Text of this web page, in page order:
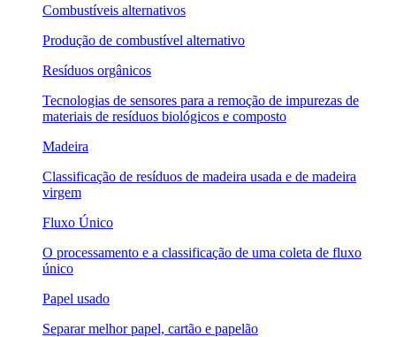
Combustíveis alternativos
Produção de combustível alternativo
Resíduos orgânicos
Tecnologias de sensores para a remoção de impurezas de
materiais de resíduos biológicos e composto
Madeira
Classificação de resíduos de madeira usada e de madeira
virgem
Fluxo Único
O processamento e a classificação de uma coleta de fluxo
único
Papel usado
Separar melhor papel, cartão e papelão